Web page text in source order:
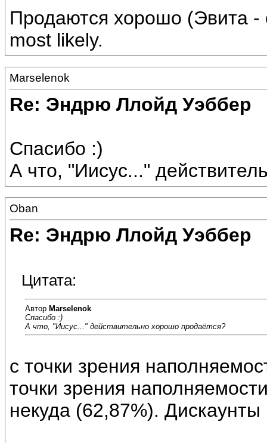
Продаются хорошо (Эвита -
most likely.
Marselenok
Re: Эндрю Ллойд Уэббер
Спасибо :)
А что, "Иисус..."
Oban
Re: Эндрю Ллойд Уэббер
Цитата:
Автор Marselenok
Спасибо :)
А что, "Иисус..." действительно хорошо продаётся?
с точки зрения
точки зрения
некуда (62,87%).